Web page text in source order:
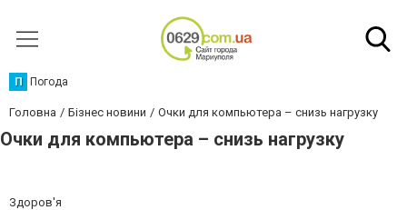
П Погода
Головна Бізнес новини Очки для компьютера – снизь нагрузку
Очки для компьютера – снизь нагрузку
Здоров'я